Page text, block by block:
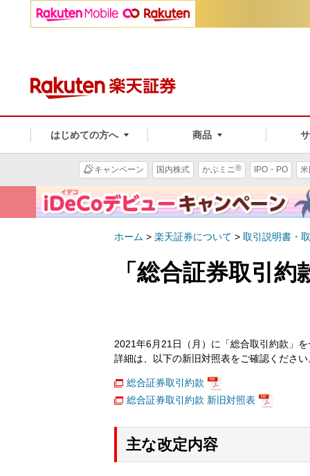
はじめての方へ 商品
キャンペーン 国内株式 かぶミニ® IPO・PO
ホーム > 楽天証券について > 取引説明書・
「総合証券取引
2021年6月21日（月）に「総合取引約款」
詳細は、以下の新旧対照表をご確認ください
総合証券取引約款
総合証券取引約款 新旧対照表
主な改定内容